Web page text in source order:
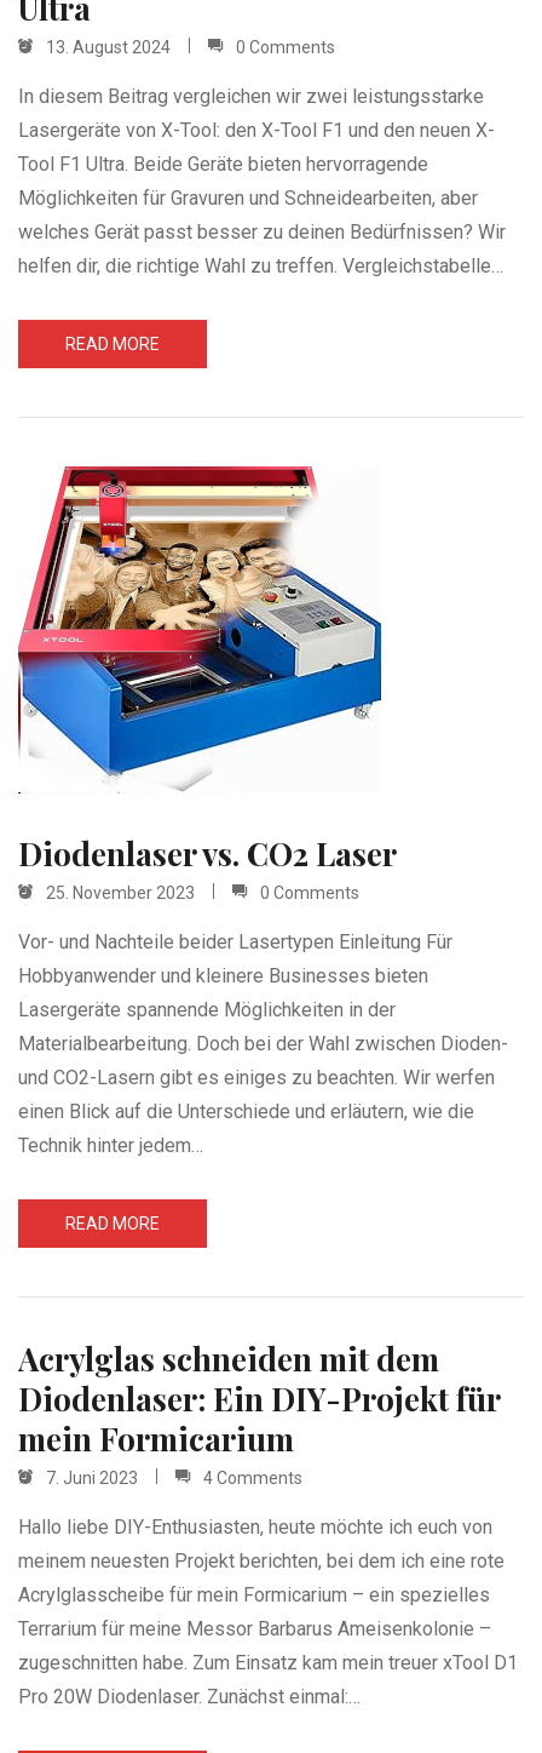
13. August 2024 0 Comments
In diesem Beitrag vergleichen wir zwei leistungsstarke
Lasergeräte von X-Tool: den X-Tool F1 und den neuen X-
Tool F1 Ultra. Beide Geräte bieten hervorragende
Möglichkeiten für Gravuren und Schneidearbeiten, aber
welches Gerät passt besser zu deinen Bedürfnissen? Wir
helfen dir, die richtige Wahl zu treffen. Vergleichstabelle…
READ MORE
Diodenlaser vs. CO2 Laser
25. November 2023 0 Comments
Vor- und Nachteile beider Lasertypen Einleitung Für
Hobbyanwender und kleinere Businesses bieten
Lasergeräte spannende Möglichkeiten in der
Materialbearbeitung. Doch bei der Wahl zwischen Dioden-
und CO2-Lasern gibt es einiges zu beachten. Wir werfen
einen Blick auf die Unterschiede und erläutern, wie die
Technik hinter jedem…
READ MORE
Acrylglas schneiden mit dem
Diodenlaser: Ein DIY-Projekt für
mein Formicarium
7. Juni 2023 4 Comments
Hallo liebe DIY-Enthusiasten, heute möchte ich euch von
meinem neuesten Projekt berichten, bei dem ich eine rote
Acrylglasscheibe für mein Formicarium – ein spezielles
Terrarium für meine Messor Barbarus Ameisenkolonie –
zugeschnitten habe. Zum Einsatz kam mein treuer xTool D1
Pro 20W Diodenlaser. Zunächst einmal:…